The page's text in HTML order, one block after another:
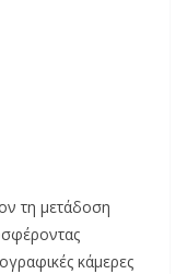
τη μετάδοση
κάμερες